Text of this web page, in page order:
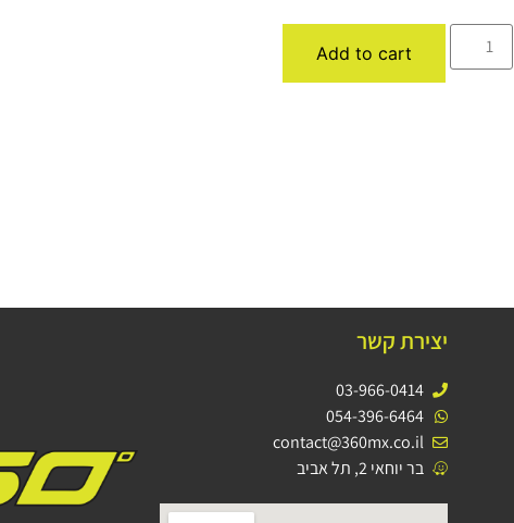
Add to cart
יצירת קשר
03-966-0414
054-396-6464
contact@360mx.co.il
בר יוחאי 2, תל אביב